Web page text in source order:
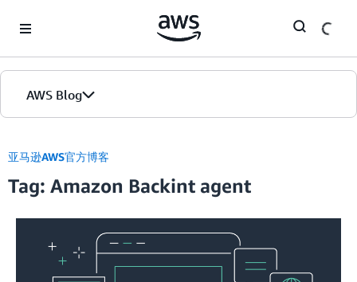
AWS Blog
首页
版本
亚马逊AWS官方博客
Tag: Amazon Backint agent